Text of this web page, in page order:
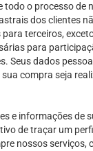
todo o processo de
dos clientes
terceiros,
para
Seus dados
compra seja
e informações de
de traçar um
nossos serviços,